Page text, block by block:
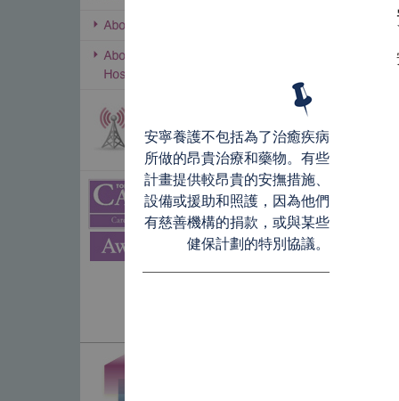
安寧養護不包括為了治癒疾病
所做的昂貴治療和藥物。有些
計畫提供較昂貴的安撫措施、
設備或援助和照護，因為他們
有慈善機構的捐款，或與某些
健保計劃的特別協議。